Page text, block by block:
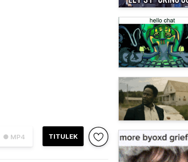
● MP4 TITULEK